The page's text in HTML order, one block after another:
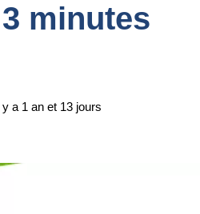
minutes
y a 1 an et 13 jours